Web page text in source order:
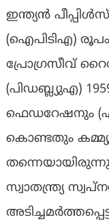
ഇന്ത്യൻ
(ഐപിടിഎ)
പ്രോഗ്രസീവ്
(പിഡബ്ല്യുഎ)
ഫെഡറേഷനും
കൊണ്ടതും
സ്വാതന്ത്ര്യ